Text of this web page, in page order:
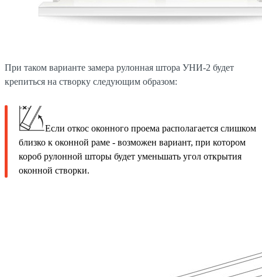
При таком варианте замера рулонная штора УНИ-2 будет
крепиться на створку следующим образом:
Если откос оконного проема располагается слишком
близко к оконной раме - возможен вариант, при котором
короб рулонной шторы будет уменьшать угол открытия
оконной створки.